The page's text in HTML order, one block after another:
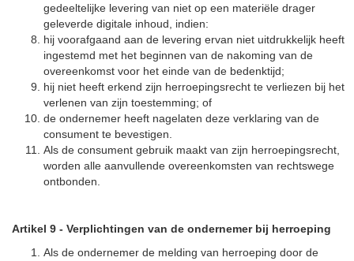
gedeeltelijke levering van niet op een materiële drager
geleverde digitale inhoud, indien:
hij voorafgaand aan de levering ervan niet uitdrukkelijk heeft
ingestemd met het beginnen van de nakoming van de
overeenkomst voor het einde van de bedenktijd;
hij niet heeft erkend zijn herroepingsrecht te verliezen bij het
verlenen van zijn toestemming; of
de ondernemer heeft nagelaten deze verklaring van de
consument te bevestigen.
Als de consument gebruik maakt van zijn herroepingsrecht,
worden alle aanvullende overeenkomsten van rechtswege
ontbonden.
Artikel 9 - Verplichtingen van de ondernemer bij herroeping
Als de ondernemer de melding van herroeping door de